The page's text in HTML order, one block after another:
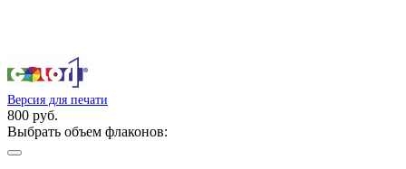
Версия для печати
800 руб.
Выбрать объем флаконов: